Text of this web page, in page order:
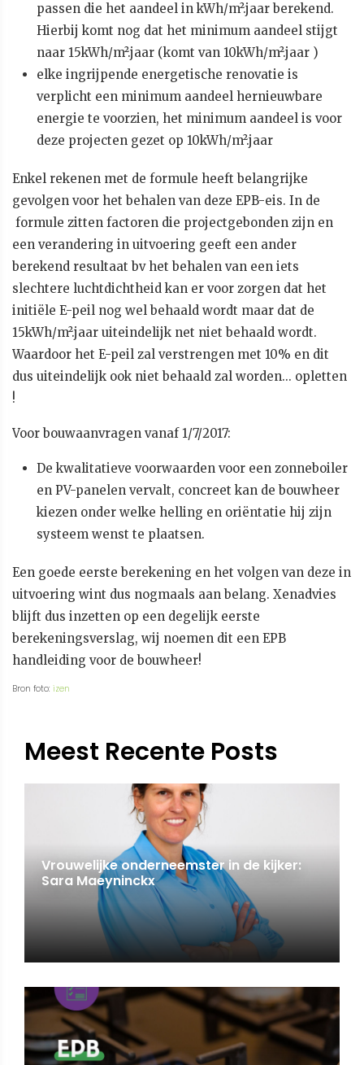
passen die het aandeel in kWh/m².jaar berekend.
Hierbij komt nog dat het minimum aandeel stijgt
naar 15kWh/m².jaar (komt van 10kWh/m².jaar )
elke ingrijpende energetische renovatie is
verplicht een minimum aandeel hernieuwbare
energie te voorzien, het minimum aandeel is voor
deze projecten gezet op 10kWh/m².jaar
Enkel rekenen met de formule heeft belangrijke
gevolgen voor het behalen van deze EPB-eis. In de
formule zitten factoren die projectgebonden zijn en
een verandering in uitvoering geeft een ander
berekend resultaat bv het behalen van een iets
slechtere luchtdichtheid kan er voor zorgen dat het
initiële E-peil nog wel behaald wordt maar dat de
15kWh/m².jaar uiteindelijk net niet behaald wordt.
Waardoor het E-peil zal verstrengen met 10% en dit
dus uiteindelijk ook niet behaald zal worden… opletten
!
Voor bouwaanvragen vanaf 1/7/2017:
De kwalitatieve voorwaarden voor een zonneboiler
en PV-panelen vervalt, concreet kan de bouwheer
kiezen onder welke helling en oriëntatie hij zijn
systeem wenst te plaatsen.
Een goede eerste berekening en het volgen van deze in
uitvoering wint dus nogmaals aan belang. Xenadvies
blijft dus inzetten op een degelijk eerste
berekeningsverslag, wij noemen dit een EPB
handleiding voor de bouwheer!
Bron foto: izen
Meest Recente Posts
Vrouwelijke onderneemster in de kijker:
Sara Maeyninckx